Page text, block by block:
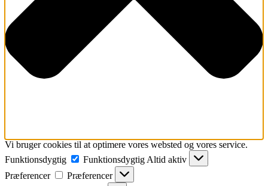
Vi bruger cookies til at optimere vores websted og vores service.
Funktionsdygtig
Funktionsdygtig Altid aktiv
Præferencer
Præferencer